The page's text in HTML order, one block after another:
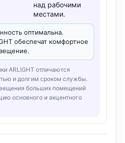
над рабочими
местами.
оптимальна.
обеспечат комфортное
ARLIGHT отличаются
и долгим сроком службы.
больших помещений
основного и акцентного